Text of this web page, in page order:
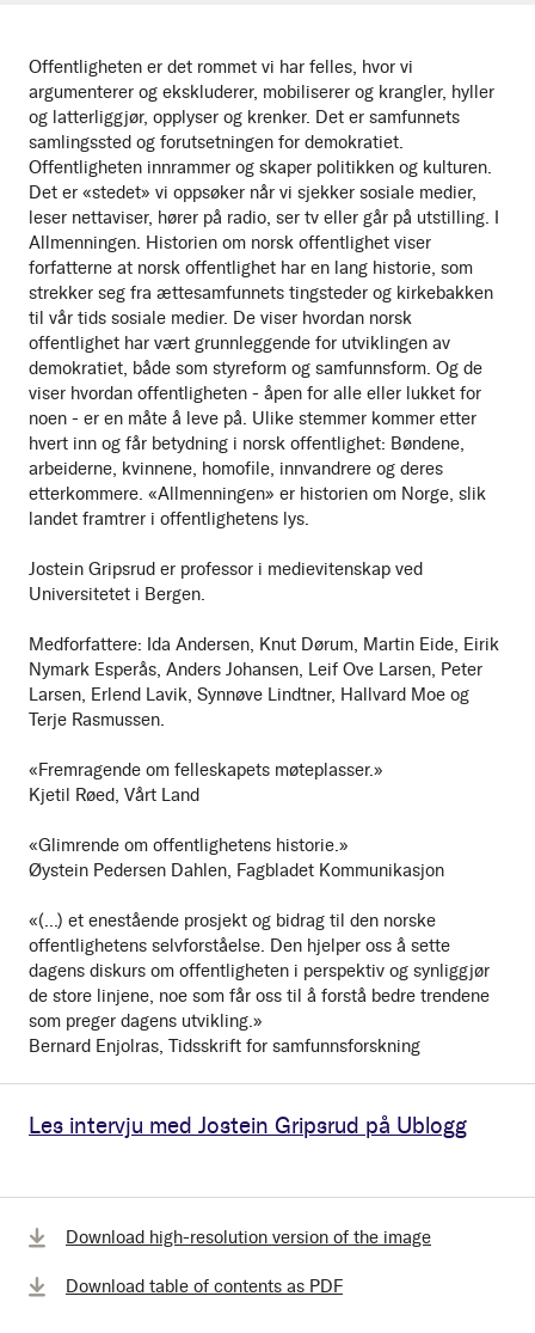
Les intervju med Jostein Gripsrud på Ublogg
Offentligheten er det rommet vi har felles, hvor vi
argumenterer og ekskluderer, mobiliserer og krangler, hyller
og latterliggjør, opplyser og krenker. Det er samfunnets
samlingssted og forutsetningen for demokratiet.
Offentligheten innrammer og skaper politikken og kulturen.
Det er «stedet» vi oppsøker når vi sjekker sosiale medier,
leser nettaviser, hører på radio, ser tv eller går på utstilling. I
Allmenningen. Historien om norsk offentlighet viser
forfatterne at norsk offentlighet har en lang historie, som
strekker seg fra ættesamfunnets tingsteder og kirkebakken
til vår tids sosiale medier. De viser hvordan norsk
offentlighet har vært grunnleggende for utviklingen av
demokratiet, både som styreform og samfunnsform. Og de
viser hvordan offentligheten - åpen for alle eller lukket for
noen - er en måte å leve på. Ulike stemmer kommer etter
hvert inn og får betydning i norsk offentlighet: Bøndene,
arbeiderne, kvinnene, homofile, innvandrere og deres
etterkommere. «Allmenningen» er historien om Norge, slik
landet framtrer i offentlighetens lys.
Jostein Gripsrud er professor i medievitenskap ved
Universitetet i Bergen.
Medforfattere: Ida Andersen, Knut Dørum, Martin Eide, Eirik
Nymark Esperås, Anders Johansen, Leif Ove Larsen, Peter
Larsen, Erlend Lavik, Synnøve Lindtner, Hallvard Moe og
Terje Rasmussen.
«Fremragende om felleskapets møteplasser.»
Kjetil Røed, Vårt Land
«Glimrende om offentlighetens historie.»
Øystein Pedersen Dahlen, Fagbladet Kommunikasjon
«(...) et enestående prosjekt og bidrag til den norske
offentlighetens selvforståelse. Den hjelper oss å sette
dagens diskurs om offentligheten i perspektiv og synliggjør
de store linjene, noe som får oss til å forstå bedre trendene
som preger dagens utvikling.»
Bernard Enjolras, Tidsskrift for samfunnsforskning
Download high-resolution version of the image
Download table of contents as PDF